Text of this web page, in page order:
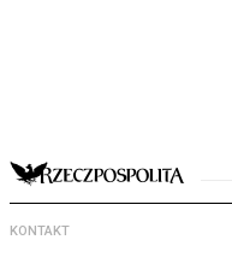
KONTAKT